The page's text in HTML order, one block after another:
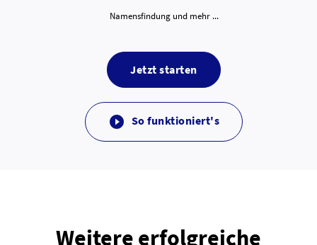
Namensfindung und mehr ...
Jetzt starten
 So funktioniert's
Weitere erfolgreiche